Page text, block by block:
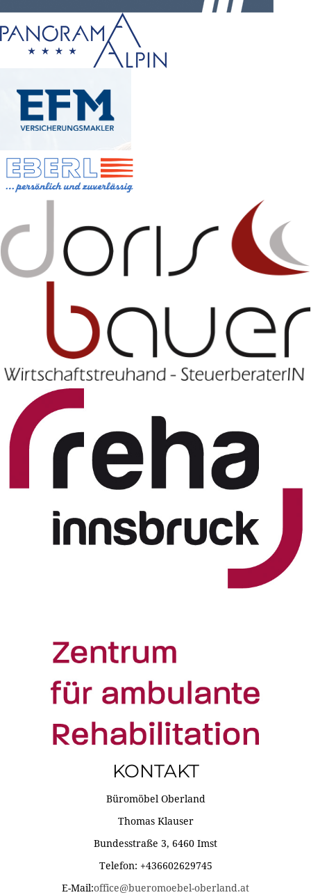
KONTAKT
Büromöbel Oberland
Thomas Klauser
Bundesstraße 3, 6460 Imst
Telefon: +436602629745
E-Mail:office@bueromoebel-oberland.at